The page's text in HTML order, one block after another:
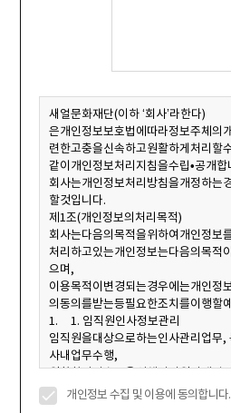
개인정보 수집 및 이용에 동의합니다.